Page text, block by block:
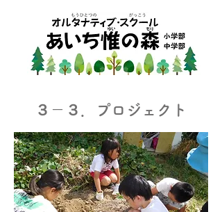
３－３．プロジェクト